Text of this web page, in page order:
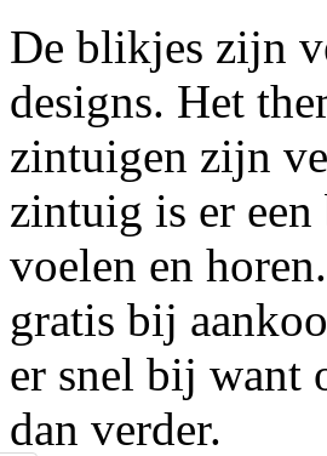
De blikjes zijn
designs. Het
zintuigen zijn
zintuig is er
voelen en
gratis bij
er snel bij want
dan verder.